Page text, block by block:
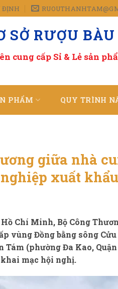
ĐỊNH
SỞ RƯỢU
cung cấp Sỉ & Lẻ sản
PHẨM QUY TRÌNH
giữa nhà
xuất
Chí Minh, Bộ Công
vùng Đồng bằng sông
Tám (phường Đa Kao,
mạc hội nghị.